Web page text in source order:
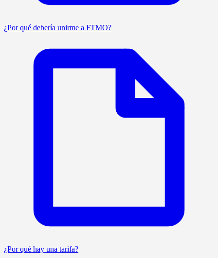
¿Por qué debería unirme a FTMO?
¿Por qué hay una tarifa?